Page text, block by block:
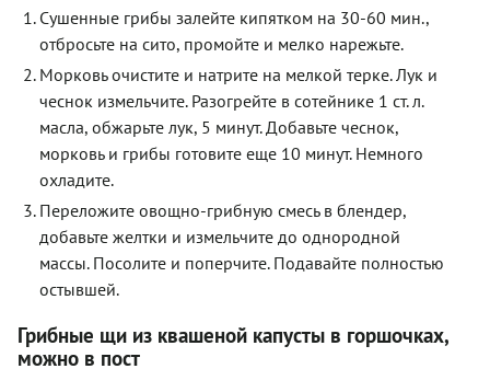
Сушенные грибы залейте кипятком на 30-60 мин.,
отбросьте на сито, промойте и мелко нарежьте.
Морковь очистите и натрите на мелкой терке. Лук и
чеснок измельчите. Разогрейте в сотейнике 1 ст. л.
масла, обжарьте лук, 5 минут. Добавьте чеснок,
морковь и грибы готовите еще 10 минут. Немного
охладите.
Переложите овощно-грибную смесь в блендер,
добавьте желтки и измельчите до однородной
массы. Посолите и поперчите. Подавайте полностью
остывшей.
Грибные щи из квашеной капусты в горшочках,
можно в пост